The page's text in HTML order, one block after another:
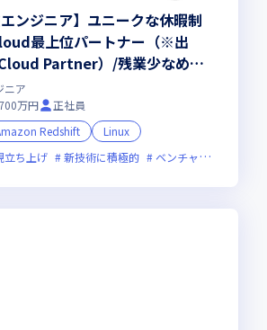
エンジニア】ユニークな休暇制
最上位パートナー（※出
Partner）/残業少なめ（2
ニア
万円
正社員
Redshift
Linux
立ち上げ 新技術に積極的 ベンチャー企業